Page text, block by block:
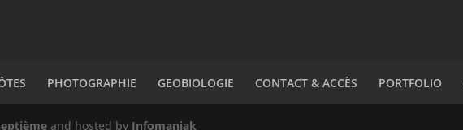
PHOTOGRAPHIE GEOBIOLOGIE CONTACT & ACCÈS PORTFOLIO
and hosted by Infomaniak